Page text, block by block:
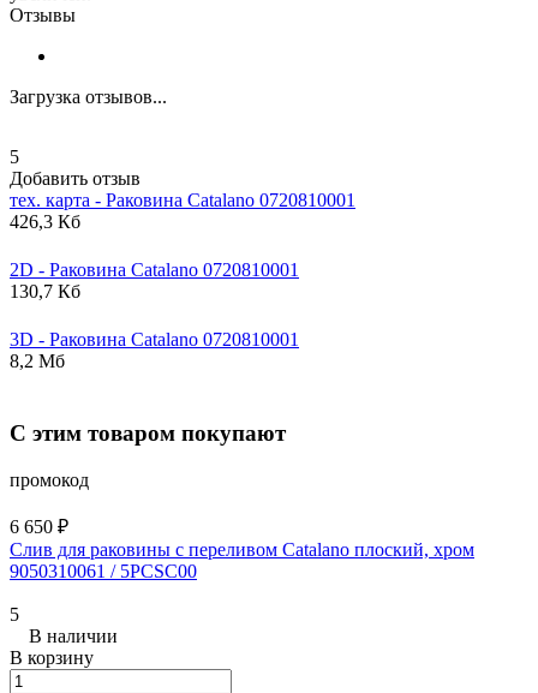
Отзывы
Загрузка отзывов...
5
Добавить отзыв
тех. карта - Раковина Catalano 0720810001
426,3 Кб
2D - Раковина Catalano 0720810001
130,7 Кб
3D - Раковина Catalano 0720810001
8,2 Мб
С этим товаром покупают
промокод
6 650 ₽
Слив для раковины с переливом Catalano плоский, хром
9050310061 / 5PCSC00
5
В наличии
В корзину